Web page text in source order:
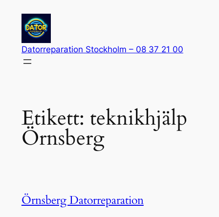
innehåll
Datorreparation Stockholm – 08 37 21 00
Etikett: teknikhjälp
Örnsberg
Örnsberg Datorreparation